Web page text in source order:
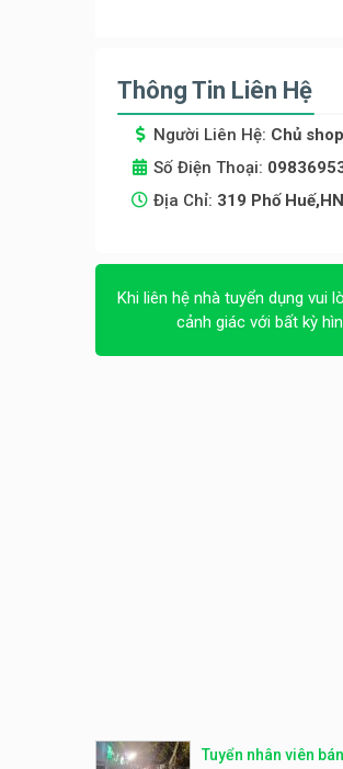
Thông Tin Liên Hệ
Người Liên Hệ: Chủ shop
Số Điện Thoại:
Địa Chỉ: 319 Phố Huế,HN
Khi liên hệ nhà tuyển dụng vui
cảnh giác với bất kỳ
Tuyển nhân viên